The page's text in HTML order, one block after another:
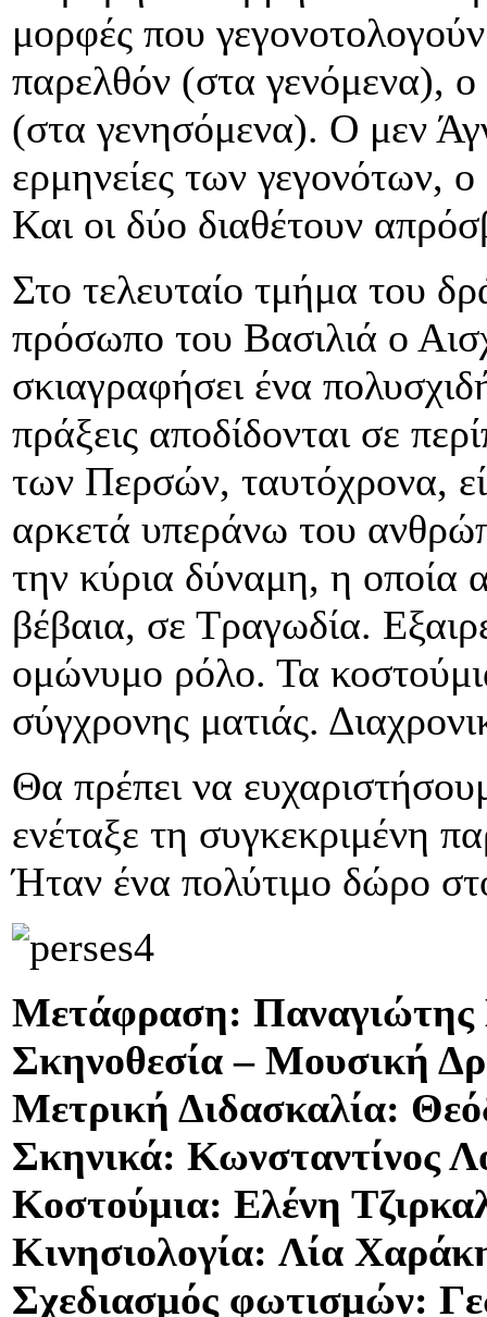
μορφές που
παρελθόν (στα γενόμενα),
(στα γενησόμενα). Ο μεν
ερμηνείες των γεγονότων,
Και οι δύο διαθέτουν
Στο τελευταίο τμήμα του
πρόσωπο του Βασιλιά ο
σκιαγραφήσει ένα
πράξεις αποδίδονται σε
των Περσών, ταυτόχρονα,
αρκετά υπεράνω του
την κύρια δύναμη, η οποία
βέβαια, σε Τραγωδία.
ομώνυμο ρόλο. Τα
σύγχρονης ματιάς.
Θα πρέπει να
ενέταξε τη συγκεκριμένη
Ήταν ένα πολύτιμο δώρο
Μετάφραση: Παναγιώτης
Σκηνοθεσία – Μουσική
Μετρική Διδασκαλία:
Σκηνικά: Κωνσταντίνος
Κοστούμια: Ελένη
Κινησιολογία: Λία
Σχεδιασμός φωτισμών: